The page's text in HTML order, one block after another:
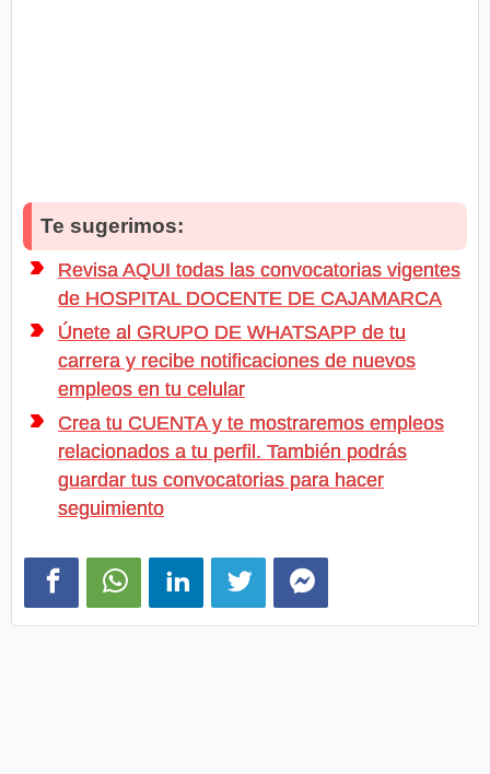
Te sugerimos:
Revisa AQUI todas las convocatorias vigentes
de HOSPITAL DOCENTE DE CAJAMARCA
Únete al GRUPO DE WHATSAPP de tu
carrera y recibe notificaciones de nuevos
empleos en tu celular
Crea tu CUENTA y te mostraremos empleos
relacionados a tu perfil. También podrás
guardar tus convocatorias para hacer
seguimiento